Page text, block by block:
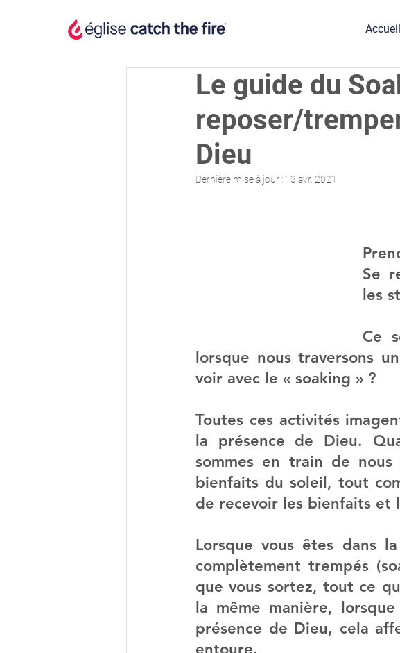
Accueil
Le guide du
reposer/
Dieu
Dernière mise à jour : 13 avr. 2021
Se
les
Ce
lorsque nous traversons
voir avec le « soaking » ?
Toutes ces activités
la présence de Dieu.
sommes en train de
bienfaits du soleil, tout
de recevoir les bienfaits et
Lorsque vous êtes dans
complètement trempés
que vous sortez, tout ce
la même manière,
présence de Dieu, cela
entoure.